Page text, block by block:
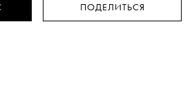
ПОДЕЛИТЬСЯ